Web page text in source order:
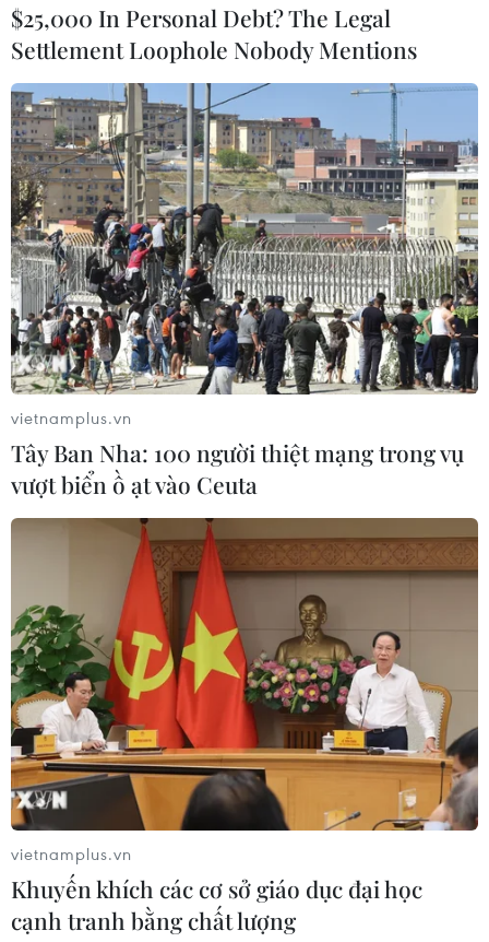
EU đưa Thụy Sĩ, UAE ra khỏi danh sách
các thiên đường trốn thuế
04/10/2019 12:17
Những khu vực nằm trong danh sách đen và danh sách
xám về thuế sẽ bị ảnh hưởng về danh tiếng và phải
chịu biện pháp kiểm soát nghiêm ngặt trong những giao
$25,000 In Personal Debt? The Legal
Settlement Loophole Nobody Mentions
vietnamplus.vn
Tây Ban Nha: 100 người thiệt mạng trong vụ
vượt biển ồ ạt vào Ceuta
vietnamplus.vn
Khuyến khích các cơ sở giáo dục đại học
cạnh tranh bằng chất lượng